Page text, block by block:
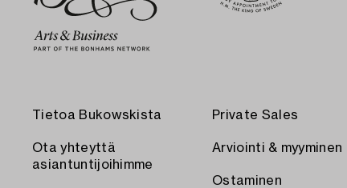
Tietoa Bukowskista
Ota yhteyttä
asiantuntijoihimme
Private Sales
Arviointi & myyminen
Ostaminen